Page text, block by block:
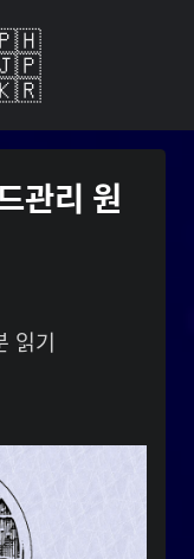
관리 원
읽기
ㆍ사요
, 나는 마치
처럼 매일 살